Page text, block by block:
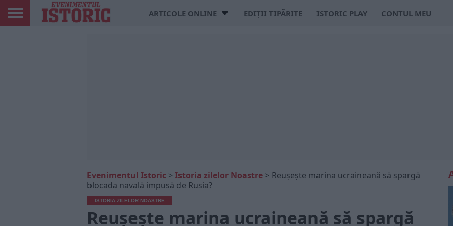
ARTICOLE ONLINE EDIȚII TIPĂRITE ISTORIC PLAY CONTUL MEU
Evenimentul Istoric > Istoria zilelor Noastre > Reușește marina ucraineană să spargă
blocada navală impusă de Rusia?
ISTORIA ZILELOR NOASTRE
Reușește marina ucraineană să spargă